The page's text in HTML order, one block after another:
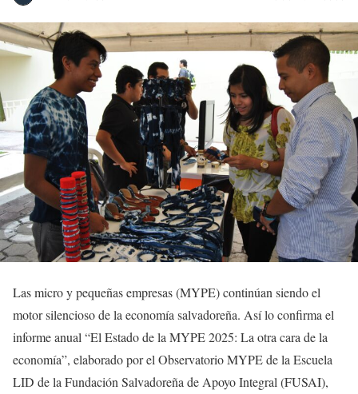
Las micro y pequeñas empresas (MYPE) continúan siendo el
motor silencioso de la economía salvadoreña. Así lo confirma el
informe anual “El Estado de la MYPE 2025: La otra cara de la
economía”, elaborado por el Observatorio MYPE de la Escuela
LID de la Fundación Salvadoreña de Apoyo Integral (FUSAI),